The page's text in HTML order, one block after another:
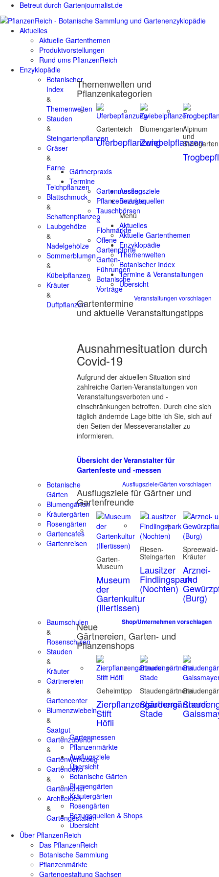
Betreut durch Gartenjournalist.de
Aktuelles
Aktuelle Gartenthemen
Produktvorstellungen
Rund ums PflanzenReich
Enzyklopädie
Botanischer
Index
&
Themenwelten
Stauden
&
Steingartenpflanzen
Gräser
&
Farne
&
Teichpflanzen
Blattschmuck
&
Schattenpflanzen
Laubgehölze
&
Nadelgehölze
Sommerblumen
&
Kübelpflanzen
Kräuter
&
Duftpflanzen
Themenwelten und
Pflanzenkategorien
Gartenteich
Uferbepflanzung
Blumengarten
Zwiebelpflanzen
Alpinum
und
Steingarten
Gärtnerpraxis
Termine
Gartenmessen
Pflanzenmärkte
Tauschbörsen
&
Flohmärkte
Offene
Gartenpforte
Garten-
Führungen
Botanische
Vorträge
Veranstaltungen vorschlagen
Gartentermine
und aktuelle Veranstaltungstipps
Ausnahmesituation durch
Covid-19
Aufgrund der aktuellen Situation sind
zahlreiche Garten-Veranstaltungen von
Veranstaltungsverboten und -
einschränkungen betroffen. Durch eine sich
täglich ändernde Lage bitte ich Sie, sich auf
den Seiten der Messeveranstalter zu
informieren.
Übersicht der Veranstalter für
Gartenfeste und -messen
Ausflugsziele
Botanische
Gärten
Blumengärten
Kräutergärten
Rosengärten
Gartencafes
Gartenreisen
Ausflugsziele/Gärten vorschlagen
Ausflugsziele für Gärtner und
Gartenfreunde
Garten-
Museum
Museum
der
Gartenkultur
(Illertissen)
Riesen-
Steingarten
Lausitzer
Findlingspark
(Nochten)
Spreewald-
Kräuter
Arznei-
und
(Burg)
Bezugsquellen
Baumschulen
&
Rosenschulen
Stauden
&
Kräuter
Gärtnereien
&
Gartencenter
Blumenzwiebeln
&
Saatgut
Gartenzubehör
&
Gartenwerkzeug
Gartendeko
&
Gartenkunst
Architekten
&
Gartengestalter
Shop/Unternehmen vorschlagen
Neue
Gärtnereien, Garten- und
Pflanzenshops
Geheimtipp
Zierpflanzengärtnerei
Stift
Höfli
Staudengärtnerei
Staudengärtnerei
Stade
Menü
Aktuelles
Aktuelle Gartenthemen
Enzyklopädie
Themenwelten
Botanischer Index
Termine & Veranstaltungen
Übersicht
Gartenmessen
Pflanzenmärkte
Ausflugsziele
Übersicht
Botanische Gärten
Blumengärten
Kräutergärten
Rosengärten
Bezugsquellen & Shops
Übersicht
Über PflanzenReich
Das PflanzenReich
Botanische Sammlung
Pflanzenmärkte
Gartengestaltung Sachsen